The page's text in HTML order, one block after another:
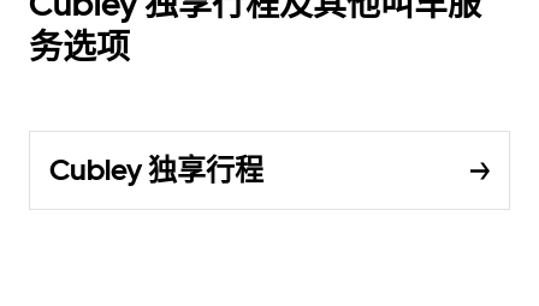
务选项
Cubley 独享行程